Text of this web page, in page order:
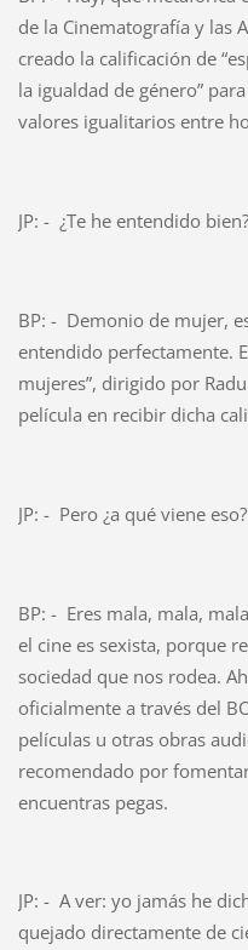
de la Cinematografía y las
creado la calificación de
la igualdad de género”
valores igualitarios entre
JP: - ¿Te he entendido bien?
BP: - Demonio de mujer,
entendido perfectamente.
mujeres”, dirigido por
película en recibir dicha
JP: - Pero ¿a qué viene eso?
BP: - Eres mala, mala,
el cine es sexista, porque
sociedad que nos rodea.
oficialmente a través del
películas u otras obras
recomendado por
encuentras pegas.
JP: - A ver: yo jamás he
quejado directamente de